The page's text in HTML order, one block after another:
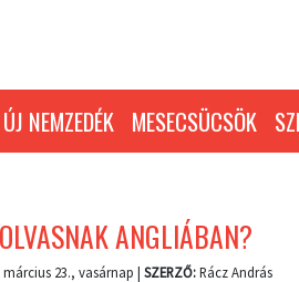
ÚJ NEMZEDÉK MESECSÜCSÖK
ANGLIÁBAN?
március 23., vasárnap | SZERZŐ:Rácz András